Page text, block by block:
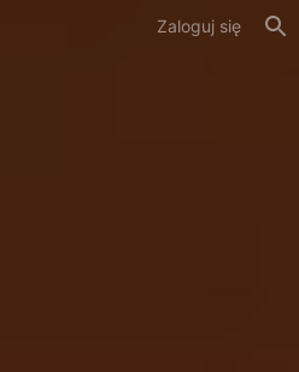
Zaloguj się